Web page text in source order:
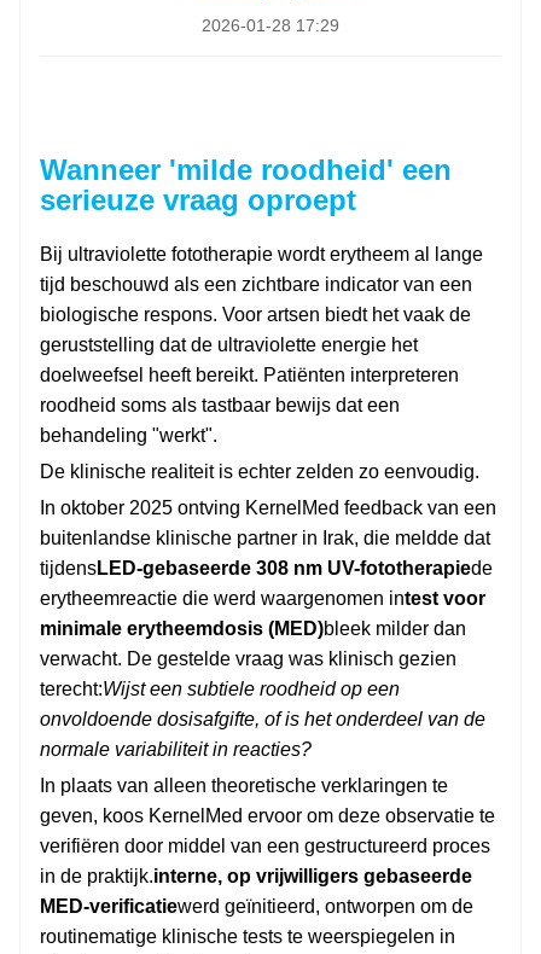
2026-01-28 17:29
Wanneer 'milde roodheid' een
serieuze vraag oproept
Bij ultraviolette fototherapie wordt erytheem al lange
tijd beschouwd als een zichtbare indicator van een
biologische respons. Voor artsen biedt het vaak de
geruststelling dat de ultraviolette energie het
doelweefsel heeft bereikt. Patiënten interpreteren
roodheid soms als tastbaar bewijs dat een
behandeling "werkt".
De klinische realiteit is echter zelden zo eenvoudig.
In oktober 2025 ontving KernelMed feedback van een
buitenlandse klinische partner in Irak, die meldde dat
tijdensLED-gebaseerde 308 nm UV-fototherapiede
erytheemreactie die werd waargenomen intest voor
minimale erytheemdosis (MED)bleek milder dan
verwacht. De gestelde vraag was klinisch gezien
terecht:Wijst een subtiele roodheid op een
onvoldoende dosisafgifte, of is het onderdeel van de
normale variabiliteit in reacties?
In plaats van alleen theoretische verklaringen te
geven, koos KernelMed ervoor om deze observatie te
verifiëren door middel van een gestructureerd proces
in de praktijk.interne, op vrijwilligers gebaseerde
MED-verificatiewerd geïnitieerd, ontworpen om de
routinematige klinische tests te weerspiegelen in